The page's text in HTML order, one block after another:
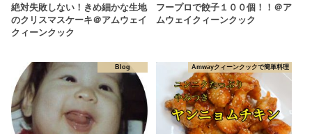
絶対失敗しない！きめ細かな生地
のクリスマスケーキ＠アムウェイ
クィーンクック
フープロで餃子１００個！！＠ア
ムウェイクィーンクック
Blog Amwayクィーンクックで簡単料理